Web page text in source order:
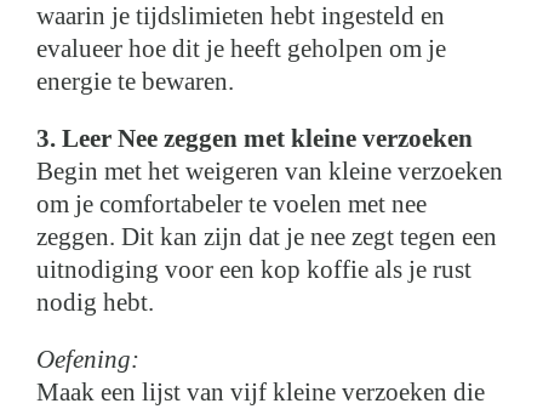
waarin je tijdslimieten hebt ingesteld en
evalueer hoe dit je heeft geholpen om je
energie te bewaren.
3. Leer Nee zeggen met kleine verzoeken
Begin met het weigeren van kleine verzoeken
om je comfortabeler te voelen met nee
zeggen. Dit kan zijn dat je nee zegt tegen een
uitnodiging voor een kop koffie als je rust
nodig hebt.
Oefening:
Maak een lijst van vijf kleine verzoeken die